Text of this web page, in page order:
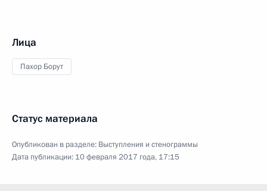
Лица
Пахор Борут
Статус материала
Опубликован в разделе: Выступления и стенограммы
Дата публикации: 10 февраля 2017 года, 17:15